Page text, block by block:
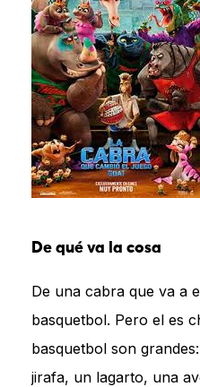
De qué va la cosa
De una cabra que va a
basquetbol. Pero el es
basquetbol son
jirafa, un lagarto, una